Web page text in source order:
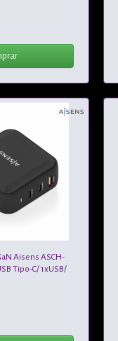
Aisens ASCH-
Tipo-C/ 1xUSB/